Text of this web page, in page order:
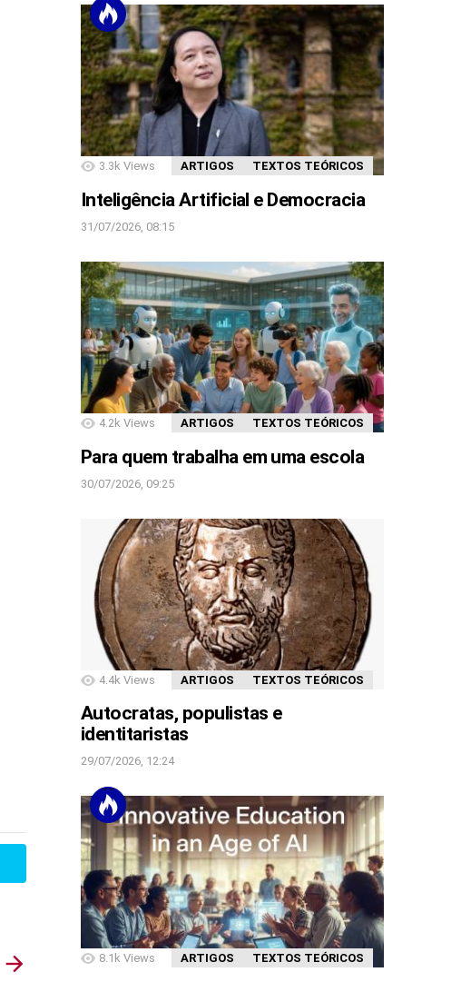
3.3k Views ARTIGOS TEXTOS TEÓRICOS
Inteligência Artificial e Democracia
31/07/2026, 08:15
4.2k Views ARTIGOS TEXTOS TEÓRICOS
Para quem trabalha em uma escola
30/07/2026, 09:25
4.4k Views ARTIGOS TEXTOS TEÓRICOS
Autocratas, populistas e
identitaristas
29/07/2026, 12:24
8.1k Views ARTIGOS TEXTOS TEÓRICOS